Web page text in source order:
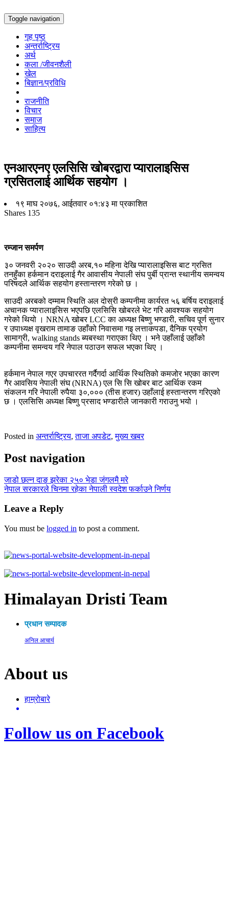
Toggle navigation
गृह पृष्ठ
अन्तर्राष्ट्रिय
अर्थ
कला /जीवनशैली
खेल
बिज्ञान/प्रविधि
राजनीति
विचार
समाज
साहित्य
एनआरएनए एलसिसि खोबरद्वारा प्यारालाइसिस
ग्रसितलाई आर्थिक सहयोग ।
१९ माघ २०७६, आईतवार ०१:४३ मा प्रकाशित
Shares 135
रम्जान समर्पण
३० जनवरी २०२० साउदी अरब,१० महिना देखि प्यारालाइसिस बाट ग्रसित
तनहुँका हर्कमान दराइलाई गैर आवासीय नेपाली संघ पुर्बी प्रान्त स्थानीय समन्वय
परिषदले आर्थिक सहयोग हस्तान्तरण गरेको छ ।
साउदी अरबको दम्माम स्थिति अल दोस्री कम्पनीमा कार्यरत ५६ बर्षिय दराइलाई
अचानक प्यारालाइसिस भएपछि एलसिसि खोबरले भेट गरि आवश्यक सहयोग
गरेको थियो । NRNA खोबर LCC का अध्यक्ष बिष्णु भण्डारी, सचिव पूर्ण सुनार
र उपाध्यक्ष वृखराम तामाङ उहाँको निवासमा गइ लत्ताकपडा, दैनिक प्रयोग
सामाग्री, walking stands ब्यबस्था गराएका थिए । भने उहाँलाई उहाँको
कम्पनीमा समन्वय गरि नेपाल पठाउन सफल भएका थिए ।
हर्कमान नेपाल गएर उपचाररत गर्दैगर्दा आर्थिक स्थितिको कमजोर भएका कारण
गैर आवसिय नेपाली संघ (NRNA) एल सि सि खोबर बाट आर्थिक रकम
संकलन गरि नेपाली रुपैया ३०,००० (तीस हजार) उहाँलाई हस्तान्तरण गरिएको
छ । एलसिसि अध्यक्ष बिष्णु प्रसाद भण्डारीले जानकारी गराउनु भयो ।
Posted in अन्तर्राष्ट्रिय,ताजा अपडेट,मुख्य खबर
Post navigation
जाडो छल्न दाङ झरेका २५० भेडा जंगलमै मरे
नेपाल सरकारले चिनमा रहेका नेपाली स्वदेश फर्काउने निर्णय
Leave a Reply
You must be logged in to post a comment.
Himalayan Dristi Team
प्रधान सम्पादक
अनिल आचार्य
About us
हाम्रोबारे
Follow us on Facebook